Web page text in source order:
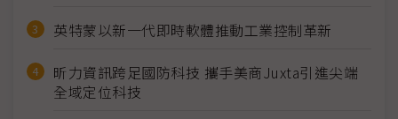
英特蒙以新一代即時軟體推動工業控制革新
昕力資訊跨足國防科技 攜手美商Juxta引進尖端
全域定位科技